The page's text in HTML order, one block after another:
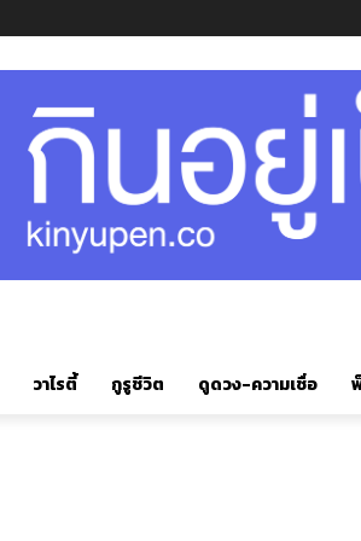
วาไรตี้ กูรูชีวิต ดูดวง-ความเชื่อ